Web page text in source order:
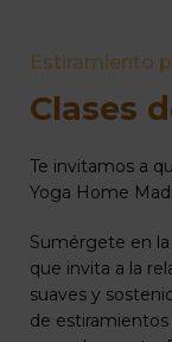
Estiramiento
Clases
Te invitamos a
Yoga Home
Sumérgete en la
que invita a la
suaves y
de